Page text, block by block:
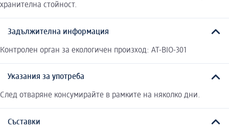
хранителна стойност.
Задължителна информация
Контролен орган за екологичен произход: AT-BIO-301
Указания за употреба
След отваряне консумирайте в рамките на няколко дни.
Съставки